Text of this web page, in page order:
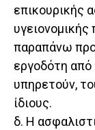
επικουρικής
παραπάνω
εργοδότη από
υπηρετούν,
ίδιους.
δ. Η